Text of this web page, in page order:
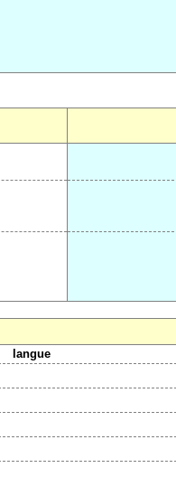
langue